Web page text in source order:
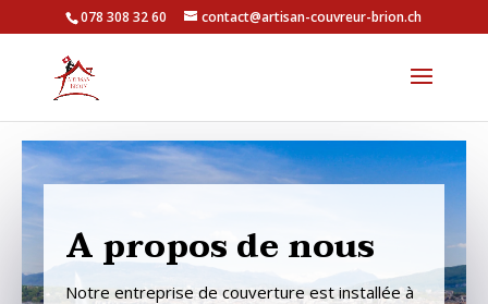
078 308 32 60 contact@artisan-couvreur-brion.ch
A propos de nous
Notre entreprise de couverture est installée à